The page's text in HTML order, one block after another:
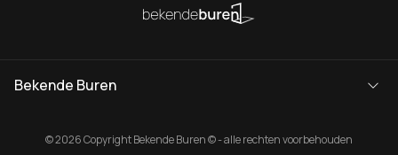
Bekende Buren
© 2026 Copyright Bekende Buren © - alle rechten voorbehouden